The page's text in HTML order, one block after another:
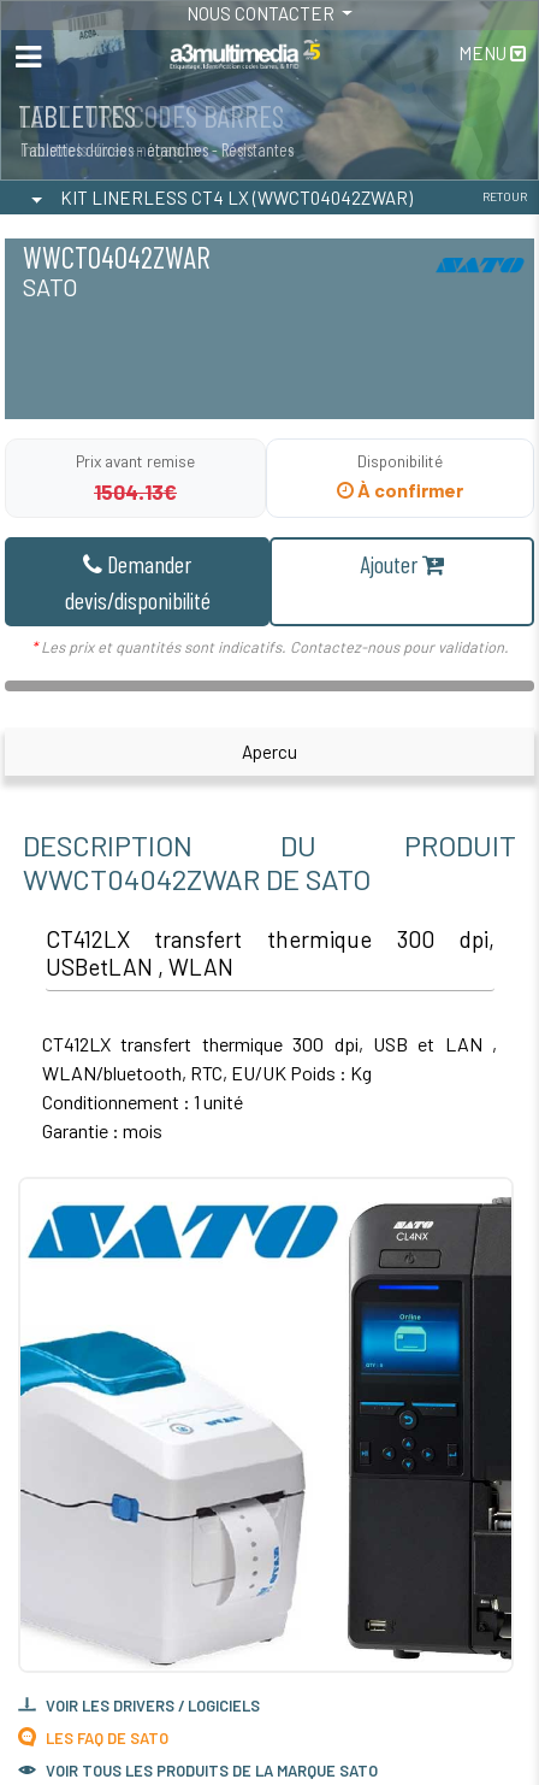
NOUS CONTACTER
MENU
LECTEURS CODES BARRES
Industriels -fixes -magasins
TABLETTES
Tablettes durcies - étanches - Résistantes
KIT LINERLESS CT4 LX (WWCT04042ZWAR) RETOUR
VOIR LES DRIVERS / LOGICIELS
LES FAQ DE SATO
VOIR TOUS LES PRODUITS DE LA MARQUE SATO
WWCT04042ZWAR
SATO
Prix avant remise
1504.13€
Disponibilité
À confirmer
Demander
devis/disponibilité
Ajouter
*Les prix et quantités sont indicatifs. Contactez-nous pour validation.
Apercu
DESCRIPTION DU PRODUIT
WWCT04042ZWAR DE SATO
CT412LX transfert thermique 300 dpi,
USBetLAN , WLAN
CT412LX transfert thermique 300 dpi, USB et LAN ,
WLAN/bluetooth, RTC, EU/UK Poids : Kg
Conditionnement : 1 unité
Garantie : mois